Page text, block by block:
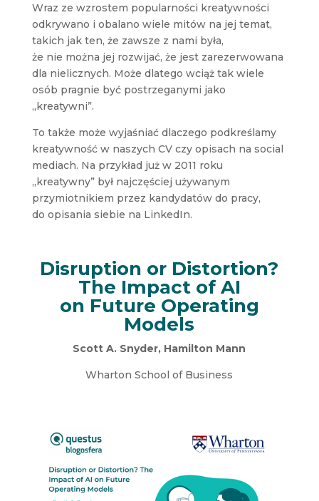
Wraz ze wzrostem popularności kreatywności
odkrywano i obalano wiele mitów na jej temat,
takich jak ten, że zawsze z nami była,
że nie można jej rozwijać, że jest zarezerwowana
dla nielicznych. Może dlatego wciąż tak wiele
osób pragnie być postrzeganymi jako
„kreatywni”.
To także może wyjaśniać dlaczego podkreślamy
kreatywność w naszych CV czy opisach na social
mediach. Na przykład już w 2011 roku
„kreatywny” był najczęściej używanym
przymiotnikiem przez kandydatów do pracy,
do opisania siebie na LinkedIn.
Disruption or Distortion?
The Impact of AI
on Future Operating
Models
Scott A. Snyder, Hamilton Mann
Wharton School of Business